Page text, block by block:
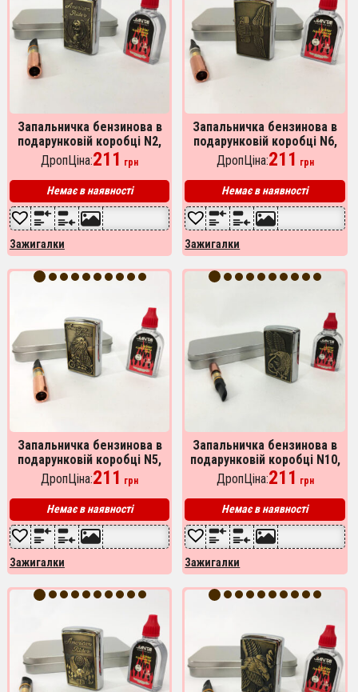
Запальничка бензинова в
подарунковій коробці N2,
запальнички, запальничка
для куріння в подарунок
ДропЦіна:211 грн
Немає в наявності
Зажигалки
Запальничка бензинова в
подарунковій коробці N6,
сувенір запальничка,
подарунки для чоловіків
ДропЦіна:211 грн
Немає в наявності
Зажигалки
Запальничка бензинова в
подарунковій коробці N5,
запальничка вітрозахисна,
запальничка бензин
ДропЦіна:211 грн
Немає в наявності
Зажигалки
Запальничка бензинова в
подарунковій коробці N10,
подарункові запальнички,
подарунок запальничка
хлопцю.
ДропЦіна:211 грн
Немає в наявності
Зажигалки